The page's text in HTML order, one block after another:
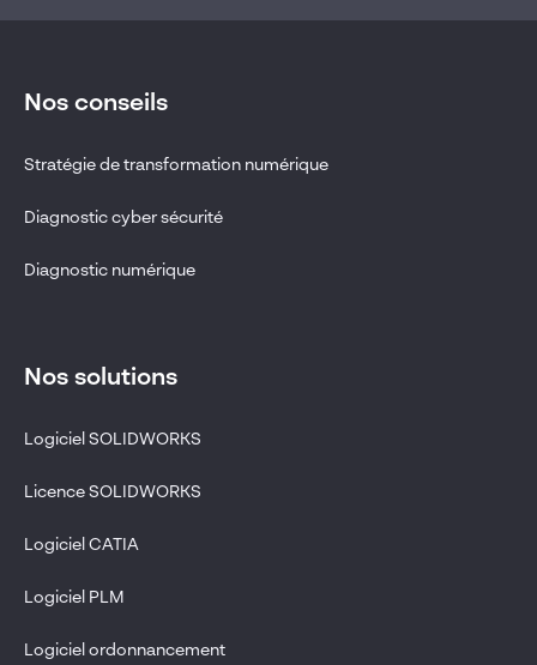
Nos conseils
Stratégie de transformation numérique
Diagnostic cyber sécurité
Diagnostic numérique
Nos solutions
Logiciel SOLIDWORKS
Licence SOLIDWORKS
Logiciel CATIA
Logiciel PLM
Logiciel ordonnancement